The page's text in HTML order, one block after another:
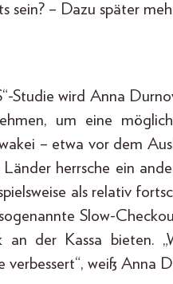
sein? – Dazu später
Studie wird Anna
um eine
– etwa vor dem
herrsche ein
als relativ
Slow-
der Kassa bieten.
verbessert“, weiß Anna